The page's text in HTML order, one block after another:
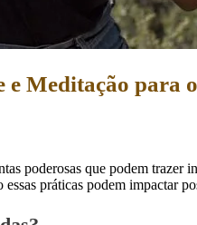
Meditação para
poderosas que podem trazer
práticas podem impactar